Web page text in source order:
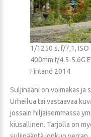
1/1250 s, f/7,1, ISO
400mm f/4.5-5.6G
Finland 2014
Suljinääni on voimakas ja
Urheilua tai vastaavaa
jossain hiljaisemmassa
kiusallinen. Tarjolla on